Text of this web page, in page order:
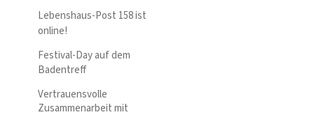
Lebenshaus-Post 158 ist
online!
Festival-Day auf dem
Badentreff
Vertrauensvolle
Zusammenarbeit mit